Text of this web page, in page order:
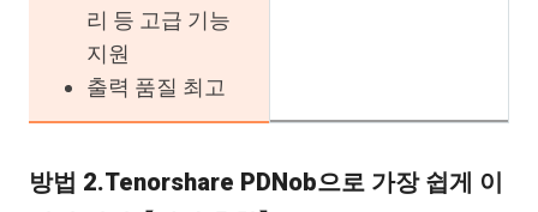
리 등 고급 기능
지원
출력 품질 최고
방법 2.Tenorshare PDNob으로 가장 쉽게 이